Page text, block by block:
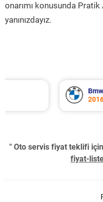
onarımı konusunda
yanınızdayız.
Bmw 5 Serisi
2016 Model
" Oto servis fiyat teklifi için
fiyat-